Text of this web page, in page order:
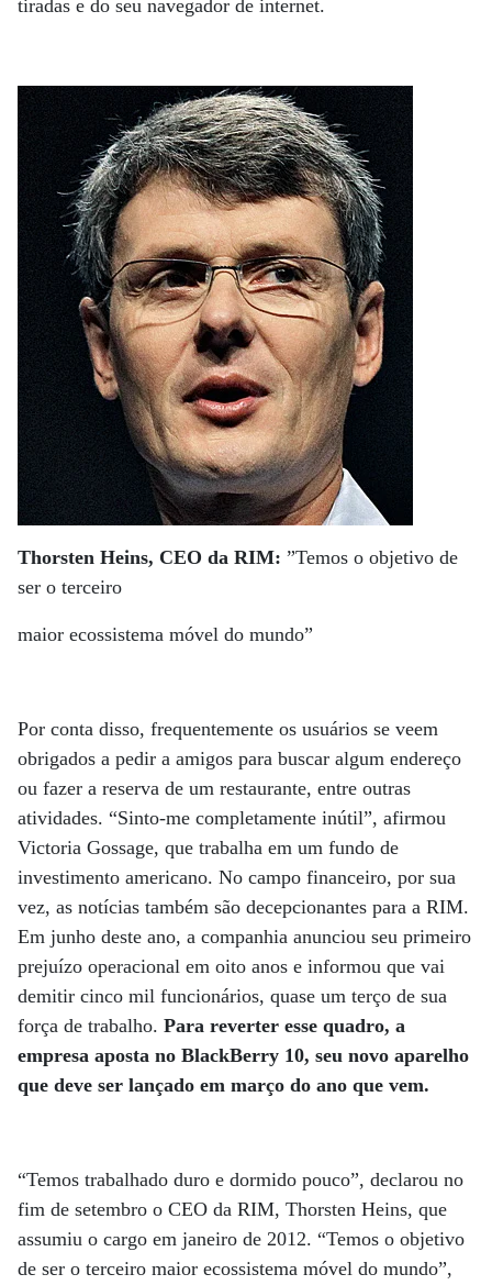
tiradas e do seu navegador de internet.
Thorsten Heins, CEO da RIM: ”Temos o objetivo de
ser o terceiro
maior ecossistema móvel do mundo”
Por conta disso, frequentemente os usuários se veem
obrigados a pedir a amigos para buscar algum endereço
ou fazer a reserva de um restaurante, entre outras
atividades. “Sinto-me completamente inútil”, afirmou
Victoria Gossage, que trabalha em um fundo de
investimento americano. No campo financeiro, por sua
vez, as notícias também são decepcionantes para a RIM.
Em junho deste ano, a companhia anunciou seu primeiro
prejuízo operacional em oito anos e informou que vai
demitir cinco mil funcionários, quase um terço de sua
força de trabalho. Para reverter esse quadro, a
empresa aposta no BlackBerry 10, seu novo aparelho
que deve ser lançado em março do ano que vem.
“Temos trabalhado duro e dormido pouco”, declarou no
fim de setembro o CEO da RIM, Thorsten Heins, que
assumiu o cargo em janeiro de 2012. “Temos o objetivo
de ser o terceiro maior ecossistema móvel do mundo”,